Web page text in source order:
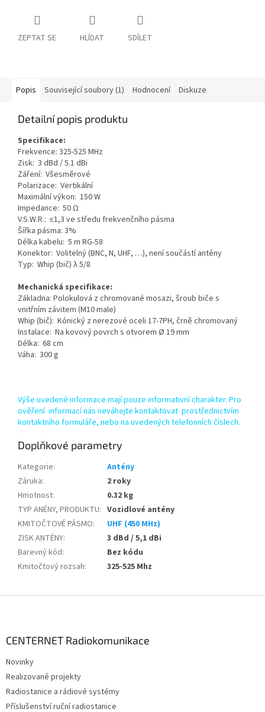
ZEPTAT SE HLÍDAT SDÍLET
Popis Související soubory (1) Hodnocení Diskuze
Detailní popis produktu
Specifikace:
Frekvence: 325-525 MHz
Zisk: 3 dBd / 5.1 dBi
Záření: Všesměrové
Polarizace: Vertikální
Maximální výkon: 150 W
Impedance: 50 Ω
V.S.W.R.: ≤1,3 ve středu frekvenčního pásma
Šířka pásma: 3%
Délka kabelu: 5 m RG-58
Konektor: Volitelný (BNC, N, UHF, …), není součástí antény
Typ: Whip (bič) λ 5/8
Mechanická specifikace:
Základna: Polokulová z chromované mosazi, šroub biče s
vnitřním závitem (M10 male)
Whip (bič): Kónický z nerezové oceli 17-7PH, črně chromovaný
Instalace: Na kovový povrch s otvorem Ø 19 mm
Délka: 68 cm
Váha: 300 g
Výše uvedené informace mají pouze informativní charakter. Pro
ověření informací nás neváhejte kontaktovat prostřednictvím
kontaktního formuláře, nebo na uvedených telefonních číslech.
Doplňkové parametry
Kategorie:
Antény
Záruka:
2 roky
Hmotnost:
0.32 kg
TYP ANÉNY, PRODUKTU: Vozidlové antény
KMITOČTOVÉ PÁSMO:
UHF (450 MHz)
ZISK ANTÉNY:
3 dBd / 5,1 dBi
Barevný kód:
Bez kódu
Kmitočtový rozsah: 325-525 Mhz
CENTERNET Radiokomunikace
Novinky
Realizované projekty
Radiostanice a rádiové systémy
Příslušenství ruční radiostanice